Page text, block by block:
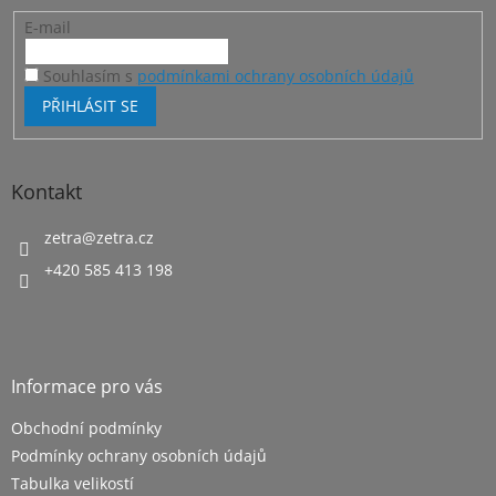
E-mail
Souhlasím s podmínkami ochrany osobních údajů
PŘIHLÁSIT SE
Kontakt
zetra@zetra.cz
+420 585 413 198
Informace pro vás
Obchodní podmínky
Podmínky ochrany osobních údajů
Tabulka velikostí